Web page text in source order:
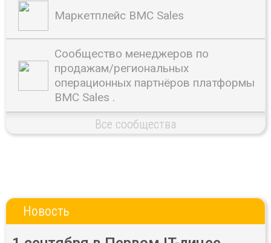
Маркетплейс BMC Sales
Сообщество менеджеров по
продажам/региональных
операционных партнёров платформы
BMC Sales .
Все сообщества
Новость